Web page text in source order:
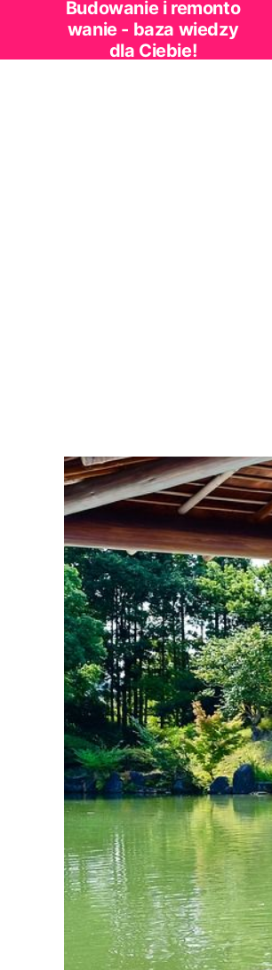
Budowanie i remonto
wanie - baza wiedzy
dla Ciebie!